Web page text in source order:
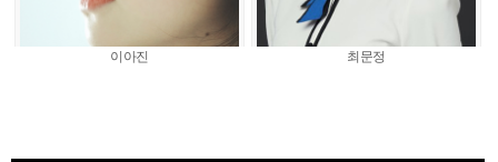
이아진 최문정